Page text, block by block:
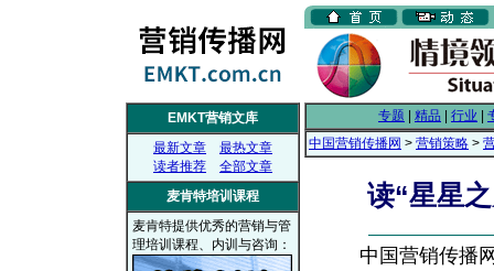
EMKT营销文库
最新文章
最热文章
读者推荐
全部文章
麦肯特培训课程
麦肯特提供优秀的营销与管
理培训课程、内训与咨询：
专题 精品 行业
中国营销传播网 > 营销策略 >
读“星星
中国营销传播